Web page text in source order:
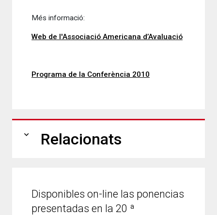
Més informació:
Web de l'Associació Americana d’Avaluació
Programa de la Conferència 2010
expand_more Relacionats
Disponibles on-line las ponencias
presentadas en la 20 ª